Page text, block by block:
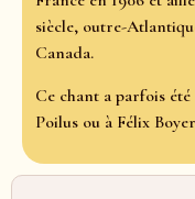
siècle, outre-
Canada.
Ce chant a parfois
Poilus ou à Félix